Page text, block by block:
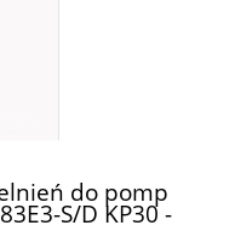
do pomp
S/D KP30 -